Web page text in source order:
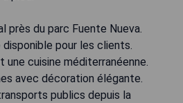
près du parc Fuente Nueva.
pour les clients.
cuisine méditerranéenne.
avec décoration élégante.
publics depuis la